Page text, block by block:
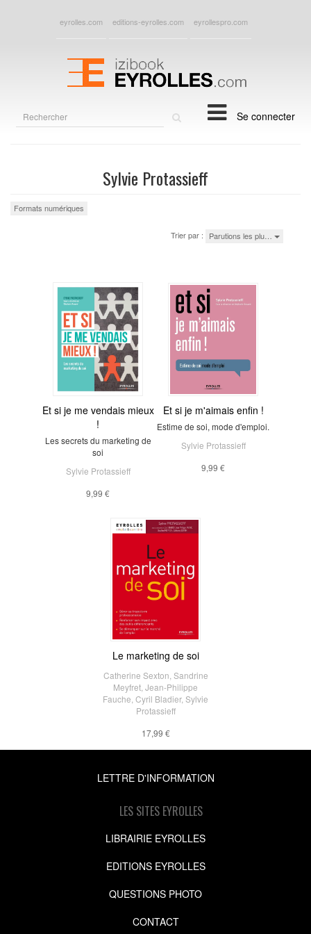
eyrolles.com editions-eyrolles.com eyrollespro.com
Se connecter
Sylvie Protassieff
Formats numériques
Trier par : Parutions les plu…
Et si je me vendais mieux
!
Les secrets du marketing de
soi
Sylvie Protassieff
9,99 €
Et si je m'aimais enfin !
Estime de soi, mode d'emploi.
Sylvie Protassieff
9,99 €
Le marketing de soi
Catherine Sexton Sandrine
Meyfret Jean-Philippe
Fauche Cyril Bladier, Sylvie
Protassieff
17,99 €
LETTRE D'INFORMATION
LES SITES EYROLLES
LIBRAIRIE EYROLLES
EDITIONS EYROLLES
QUESTIONS PHOTO
CONTACT